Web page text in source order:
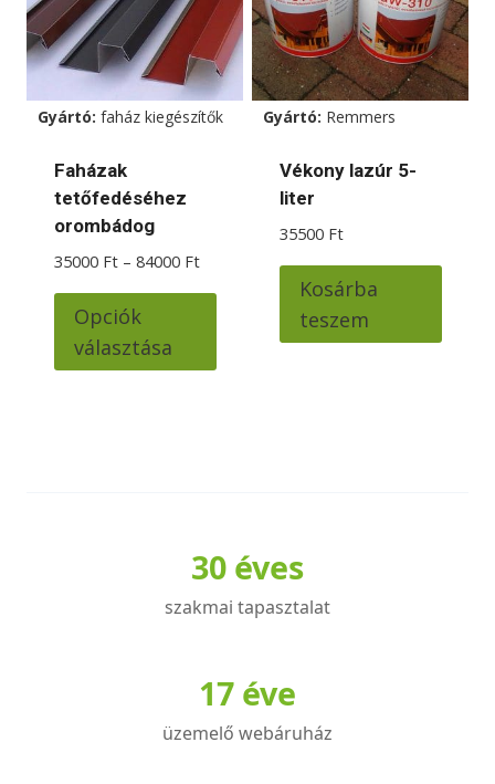
a
termékoldalon
választhatók
ki
a
ki
Gyártó: faház kiegészítők
Faházak
tetőfedéséhez
orombádog
35000 Ft – 84000 FtÁrtartomány:
Opciók
választása
terméknek
termékoldalon
választhatók
Gyártó: Remmers
Vékony lazúr 5-
liter
35500 Ft
Kosárba
teszem
30 éves
szakmai tapasztalat
17 éve
üzemelő webáruház